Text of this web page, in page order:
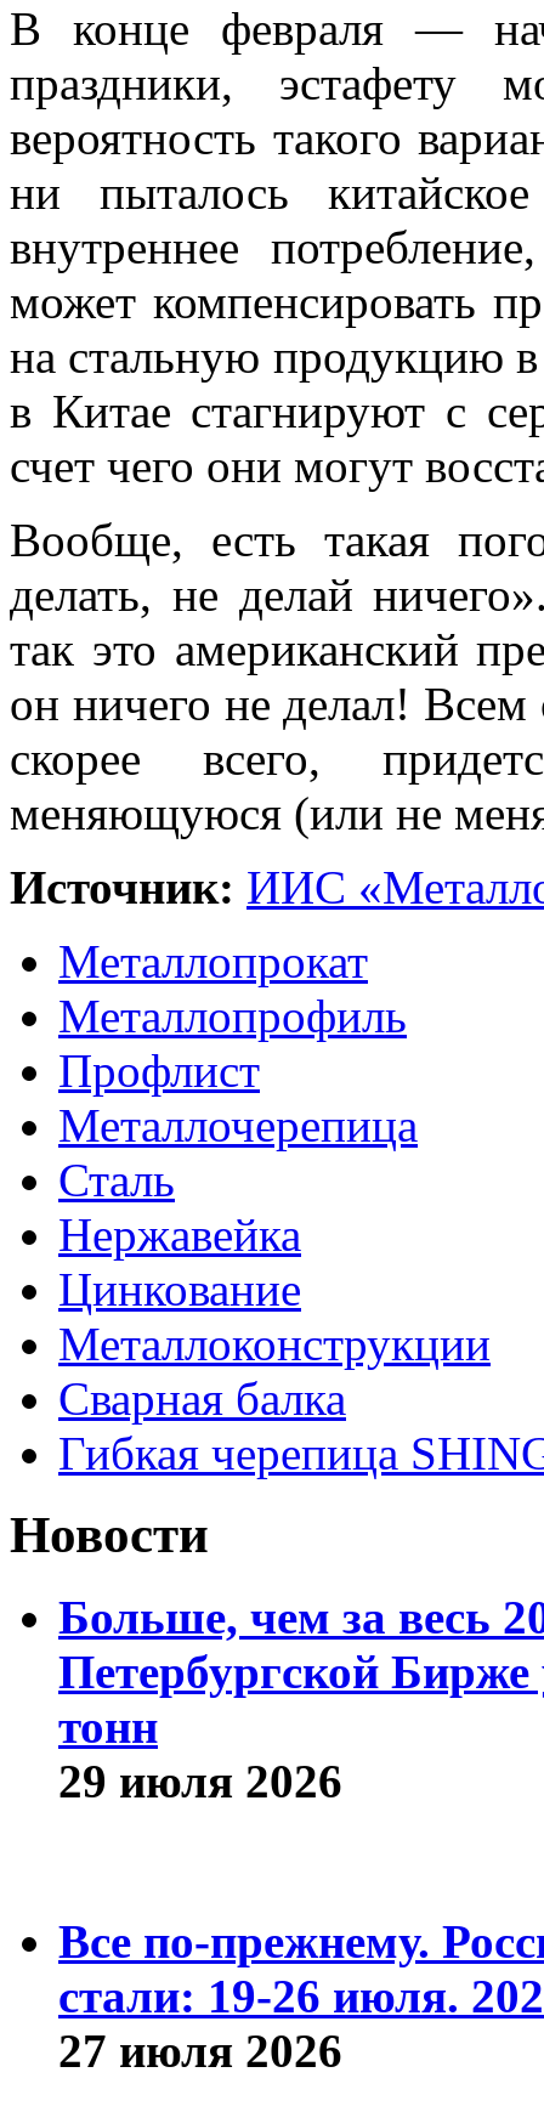
В конце февраля —
праздники, эстафету
вероятность такого
ни пыталось китайское
внутреннее
может компенсировать
на стальную продукцию
в Китае стагнируют с
счет чего они могут
Вообще, есть такая
делать, не делай
так это американский
он ничего не делал!
скорее всего,
меняющуюся (или не
Источник: ИИС
Металлопрокат
Металлопрофиль
Профлист
Металлочерепица
Сталь
Нержавейка
Цинкование
Металлоконструкции
Сварная балка
Гибкая черепица
Новости
Больше, чем за весь
Петербургской
тонн
29 июля 2026
Все по-прежнему.
стали: 19-26 июля.
27 июля 2026